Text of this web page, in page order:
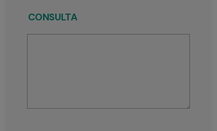
CONSULTA